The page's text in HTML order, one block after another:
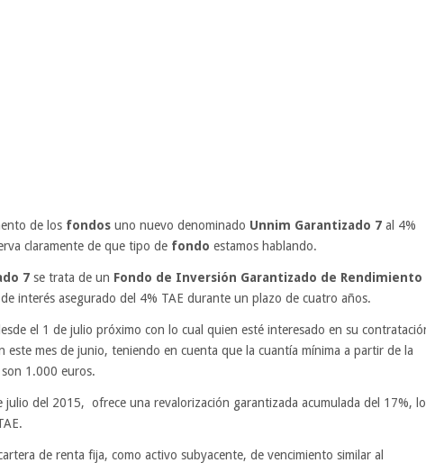
de los fondos uno nuevo denominado Unnim Garantizado 7 al 4%
claramente de que tipo de fondo estamos hablando.
7 se trata de un Fondo de Inversión Garantizado de Rendimiento
interés asegurado del 4% TAE durante un plazo de cuatro años.
el 1 de julio próximo con lo cual quien esté interesado en su
este mes de junio, teniendo en cuenta que la cuantía mínima a partir de la
1.000 euros.
julio del 2015, ofrece una revalorización garantizada acumulada del 17%, lo
de renta fija, como activo subyacente, de vencimiento similar al